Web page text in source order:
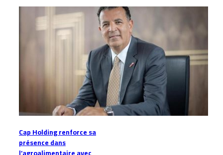
Cap Holding renforce sa
présence dans